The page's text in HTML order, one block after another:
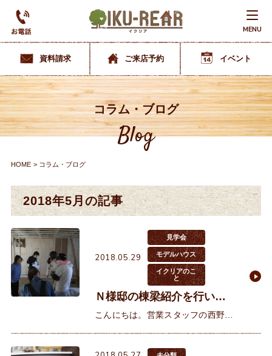
MENU
資料請求 ご来店予約 イベント
コラム・ブログ
Blog
HOME コラム・ブログ
2018年5月の記事
2018.05.29
見学会
モデルハウス
イクリアのこ
と
Ｎ様邸の棟梁紹介を行いま
した♪
こんにちは。営業スタッフの西野で